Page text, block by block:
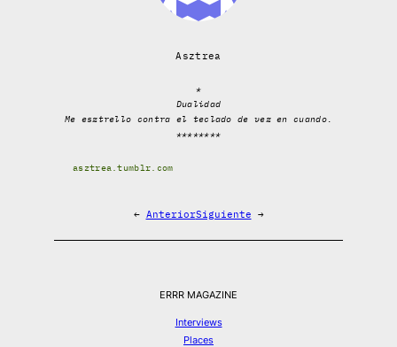
Asztrea
*
Dualidad
Me esztrello contra el teclado de vez en cuando.
********
asztrea.tumblr.com
← AnteriorSiguiente →
ERRR MAGAZINE
Interviews
Places